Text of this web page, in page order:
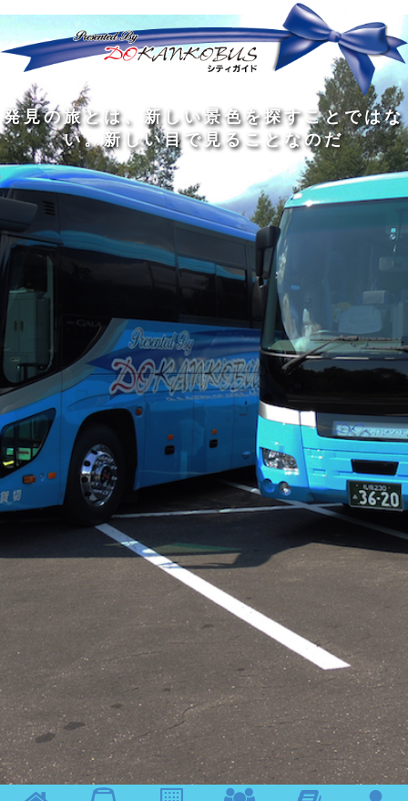
旅 の 程 に こそ価値があ る
発見の旅と は 新 し い景色を探す ことではな
い。 新 しい目 で見 る こ と なのだ
人間の幅を広 げる ものは3つある。人と会
い、 本 を読み 、旅 を す る ことだ
私は旅 をす るために旅をする
旅 の 程 に こそ価値があ る
どんなに洗 練 れ た 大人の中にも 、外に出た
くてし ょうがない小さな 子供がいる
旅をするの は 着 す るためではな く、旅をす
るた めで あ る
旅は 真 知 識 の大きな泉で ある